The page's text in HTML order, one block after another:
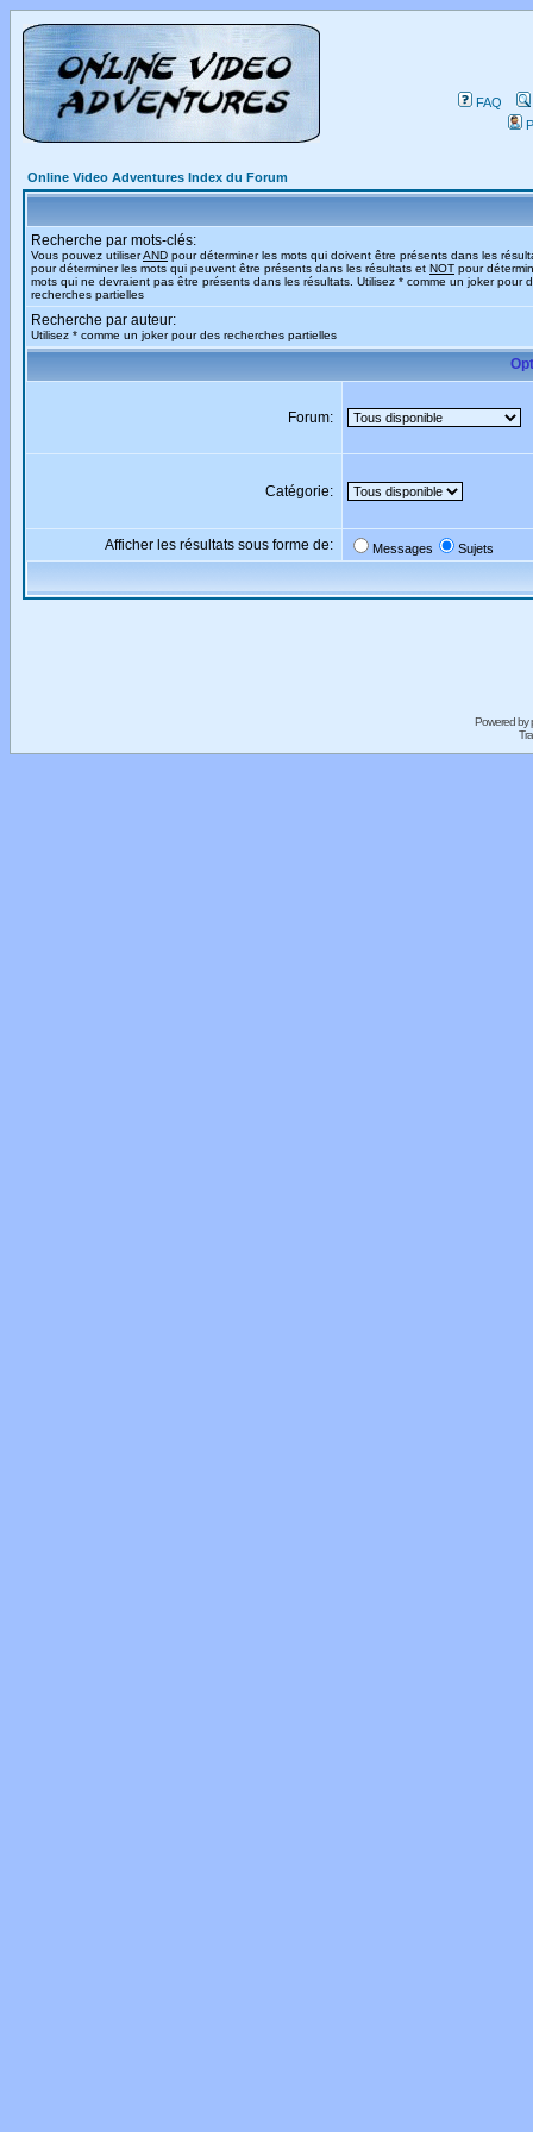
FAQ
Online Video Adventures Index du Forum
Recherche par mots-clés:
Vous pouvez utiliserAND pour déterminer les mots qui doivent être présents dans les
pour déterminer les mots qui peuvent être présents dans les résultats et NOT pour
mots qui ne devraient pas être présents dans les résultats. Utilisez * comme un joker pour
recherches partielles
Recherche par auteur:
Utilisez * comme un joker pour des recherches partielles
Forum:
Catégorie:
Afficher les résultats sous forme de: Messages Sujets
Powered by